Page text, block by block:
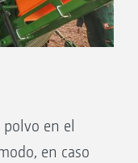
desde el
en el
en caso